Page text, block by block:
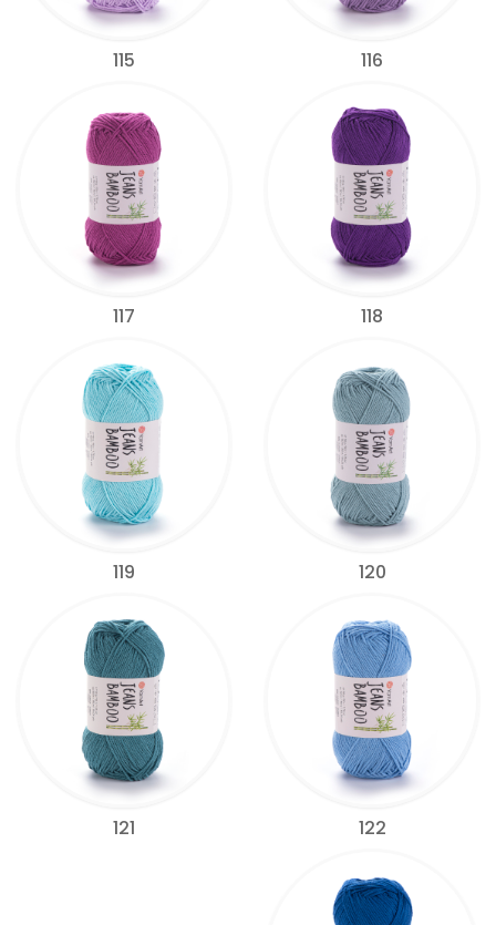
115 116
117 118
119 120
121 122